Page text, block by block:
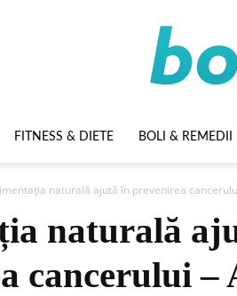
FITNESS & DIETE BOLI & REMEDII
naturală ajută în prevenirea
naturală
cancerului –